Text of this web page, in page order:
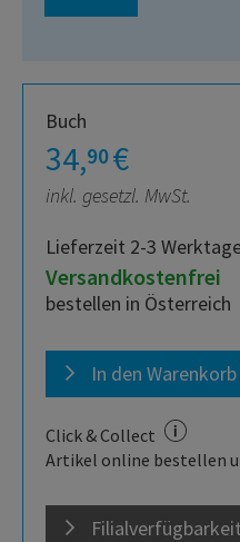
Buch
34,90€
inkl. gesetzl. MwSt.
Lieferzeit 2-3
Versandkostenfrei
bestellen in Österreich
In den Warenkorb
Click & Collect
Artikel online bestellen
Filialverfügbarkeit